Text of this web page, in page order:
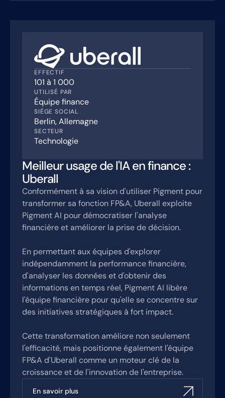
EFFECTIF
101 à 1 000
UTILISÉ PAR
Équipe finance
SIÈGE SOCIAL
Berlin, Allemagne
SECTEUR
Technologie
Meilleur usage de l'IA en finance :
Uberall
Conformément à sa vision d'utiliser Pigment pour
transformer sa fonction FP&A, Uberall exploite
Pigment AI pour démocratiser l'analyse
financière et améliorer la prise de décision.
En permettant aux équipes d'explorer
indépendamment la performance financière,
d'analyser les données et d'obtenir des
informations en temps réel, Pigment AI libère
l'équipe financière pour qu'elle se concentre sur
des initiatives stratégiques à fort impact.
Cette transformation améliore non seulement
l'efficacité, mais positionne également l'équipe
FP&A d'Uberall comme un moteur clé de la
croissance et de l'innovation de l'entreprise.
En savoir plus